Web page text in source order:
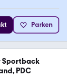
Parken
Sportback
Intense, AHK, 2-Hand, PDC